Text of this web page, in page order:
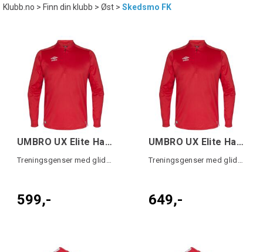
Klubb.no>Finn din klubb>Øst>Skedsmo FK
UMBRO UX Elite Half Zip j Rød/Hvit 152
Treningsgenser med glidelås
599,-
UMBRO UX Elite Half Zip Rød/Hvit L
Treningsgenser med glidelås
649,-